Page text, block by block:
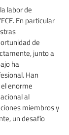
labor de
En particular
de
junto a
ha
Han
enorme
al
miembros y
un desafío